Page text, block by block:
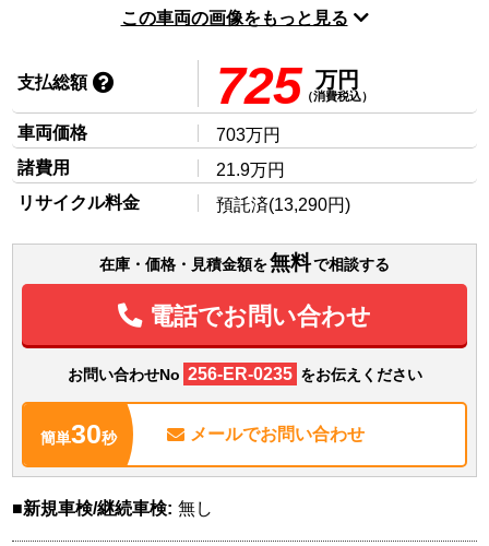
この車両の画像をもっと見る
支払総額 725 万円
（消費税込）
車両価格
703万円
諸費用
21.9万円
リサイクル料金
預託済(13,290円)
在庫・価格・見積金額を無料で相談する
簡単30秒 メールでお問い合わせ
電話でお問い合わせ
お問い合わせNo 256-ER-0235 をお伝えください
新規車検/継続車検 無し